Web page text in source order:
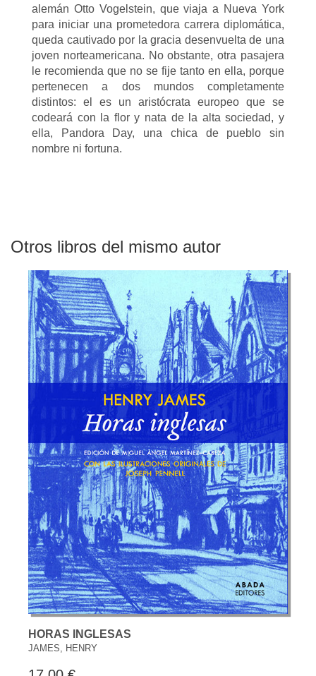
alemán Otto Vogelstein, que viaja a Nueva York
para iniciar una prometedora carrera diplomática,
queda cautivado por la gracia desenvuelta de una
joven norteamericana. No obstante, otra pasajera
le recomienda que no se fije tanto en ella, porque
pertenecen a dos mundos completamente
distintos: el es un aristócrata europeo que se
codeará con la flor y nata de la alta sociedad, y
ella, Pandora Day, una chica de pueblo sin
nombre ni fortuna.
Otros libros del mismo autor
HORAS INGLESAS
JAMES, HENRY